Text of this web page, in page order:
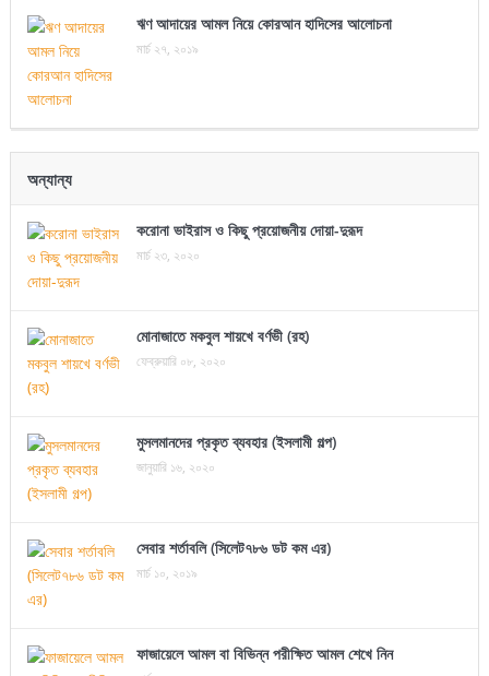
ঋণ আদায়ের আমল নিয়ে কোরআন হাদিসের আলোচনা
মার্চ ২৭, ২০১৯
অন্যান্য
করোনা ভাইরাস ও কিছু প্রয়োজনীয় দোয়া-দুরূদ
মার্চ ২৩, ২০২০
মোনাজাতে মকবুল শায়খে বর্ণভী (রহ)
ফেব্রুয়ারি ০৮, ২০২০
মুসলমানদের প্রকৃত ব্যবহার (ইসলামী গল্প)
জানুয়ারি ১৬, ২০২০
সেবার শর্তাবলি (সিলেট৭৮৬ ডট কম এর)
মার্চ ১০, ২০১৯
ফাজায়েলে আমল বা বিভিন্ন পরীক্ষিত আমল শেখে নিন